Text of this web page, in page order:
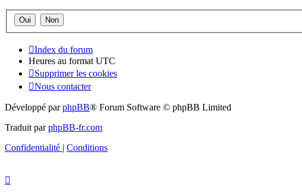
Index du forum
Heures au formatUTC
Supprimer les cookies
Nous contacter
Développé parphpBB® Forum Software © phpBB Limited
Traduit parphpBB-fr.com
Confidentialité
Conditions